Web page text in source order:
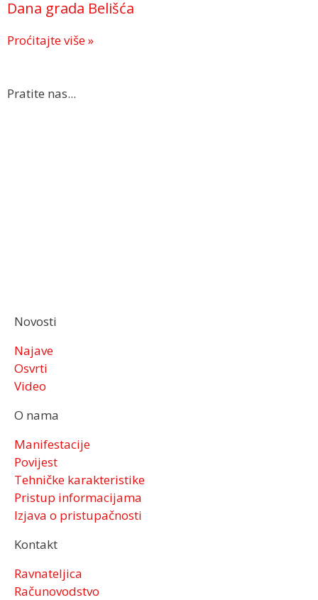
Dana grada Belišća
Proćitajte više »
Pratite nas...
Novosti
Najave
Osvrti
Video
O nama
Manifestacije
Povijest
Tehničke karakteristike
Pristup informacijama
Izjava o pristupačnosti
Kontakt
Ravnateljica
Računovodstvo